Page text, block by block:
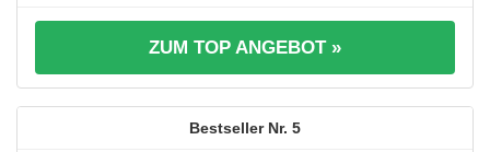
ZUM TOP ANGEBOT »
5